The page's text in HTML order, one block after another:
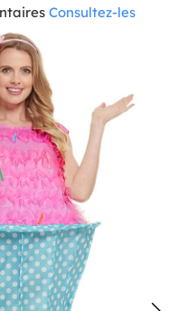
Consultez-les